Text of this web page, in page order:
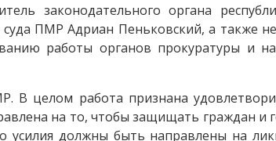
законодательного органа
ПМР Адриан Пеньковский, а также
работы органов прокуратуры и
целом работа признана
на то, чтобы защищать граждан и
должны быть направлены на